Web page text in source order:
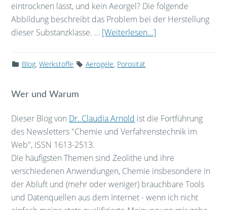
eintrocknen lässt, und kein Aeorgel? Die folgende
Abbildung beschreibt das Problem bei der Herstellung
dieser Substanzklasse. … [Weiterlesen...]
Blog,Werkstoffe Aerogele, Porosität
Wer und Warum
Dieser Blog von Dr. Claudia Arnold ist die Fortführung
des Newsletters "Chemie und Verfahrenstechnik im
Web", ISSN 1613-2513.
Die häufigsten Themen sind Zeolithe und ihre
verschiedenen Anwendungen, Chemie insbesondere in
der Abluft und (mehr oder weniger) brauchbare Tools
und Datenquellen aus dem Internet - wenn ich nicht